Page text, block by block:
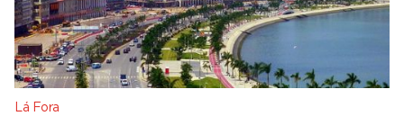
Lá Fora